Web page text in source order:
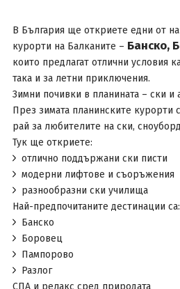
В България ще откриете едни от
курорти на Балканите – Банско,
които предлагат отлични условия
така и за летни приключения.
Зимни почивки в планината – ски и
През зимата планинските курорти
рай за любителите на ски,
Тук ще откриете:
отлично поддържани ски писти
модерни лифтове и съоръжения
разнообразни ски училища
Най-предпочитаните дестинации са:
Банско
Боровец
Пампорово
Разлог
СПА и релакс сред природата